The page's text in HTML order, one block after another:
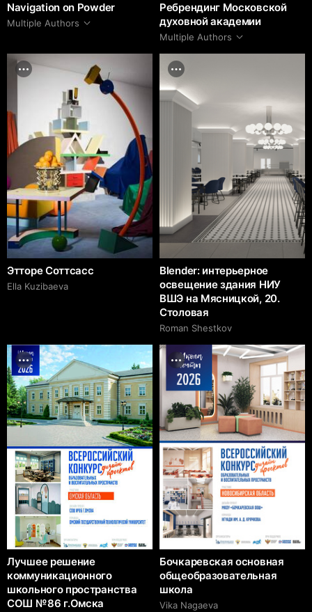
Navigation on Powder
Multiple Authors
Ребрендинг Московской
духовной академии
Multiple Authors
Этторе Соттсасс
Ella Kuzibaeva
Blender: интерьерное
освещение здания НИУ
ВШЭ на Мясницкой, 20.
Столовая
Roman Shestkov
Лучшее решение
коммуникационного
школьного пространства
СОШ № 86 г.Омска
Бочкаревская основная
общеобразовательная
школа
Vika Nagaeva